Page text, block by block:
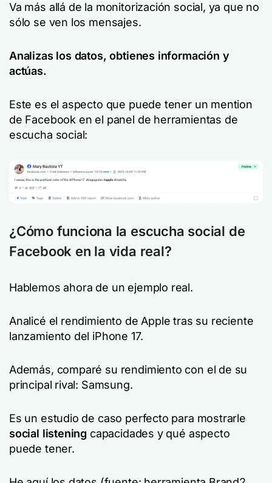
Va más allá de la monitorización social, ya que no
sólo se ven los mensajes.
Analizas los datos, obtienes información y
actúas.
Este es el aspecto que puede tener un mention
de Facebook en el panel de herramientas de
escucha social:
¿Cómo funciona la escucha social de
Facebook en la vida real?
Hablemos ahora de un ejemplo real.
Analicé el rendimiento de Apple tras su reciente
lanzamiento del iPhone 17.
Además, comparé su rendimiento con el de su
principal rival: Samsung.
Es un estudio de caso perfecto para mostrarle
social listening capacidades y qué aspecto
puede tener.